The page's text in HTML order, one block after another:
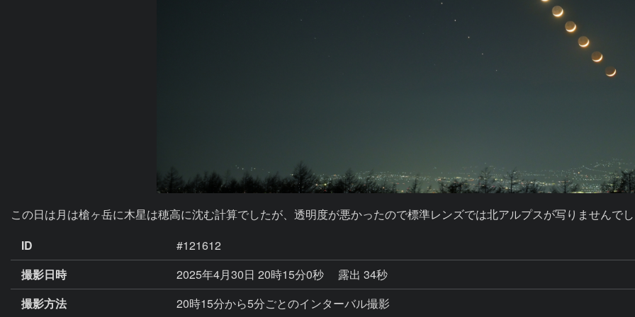
この日は月は槍ヶ岳に木星は穂高に沈む計算でしたが、透明度が悪かったので標準レンズでは北アルプスが写りませんで
ID
#121612
撮影日時
2025年4月30日 20時15分0秒
露出 34秒
撮影方法
20時15分から5分ごとのインターバル撮影